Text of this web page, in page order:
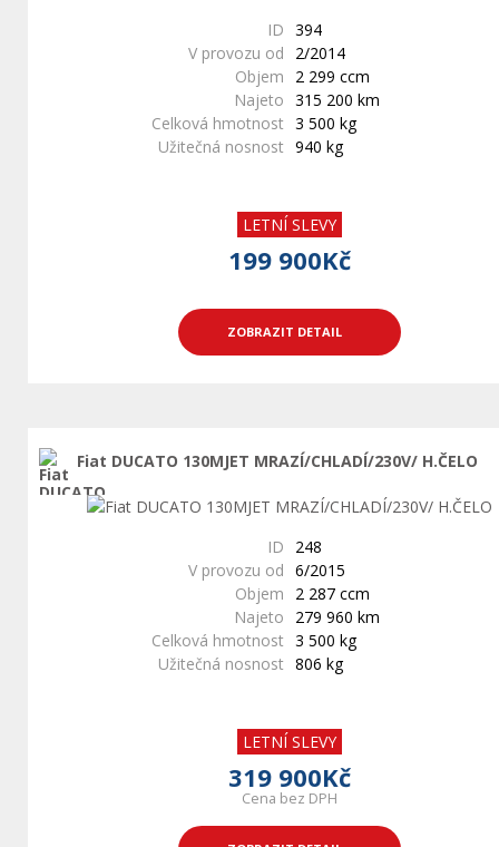
ID 394
V provozu od
2/2014
Objem
2 299 ccm
Najeto 315 200 km
Celková hmotnost 3 500 kg
Užitečná nosnost 940 kg
LETNÍ SLEVY
199 900Kč
ZOBRAZIT DETAIL
Fiat DUCATO 130MJET MRAZÍ/CHLADÍ/230V/ H.ČELO
ID
248
V provozu od 6/2015
Objem
2 287 ccm
Najeto
279 960 km
Celková hmotnost 3 500 kg
Užitečná nosnost 806 kg
LETNÍ SLEVY
319 900Kč
Cena bez DPH